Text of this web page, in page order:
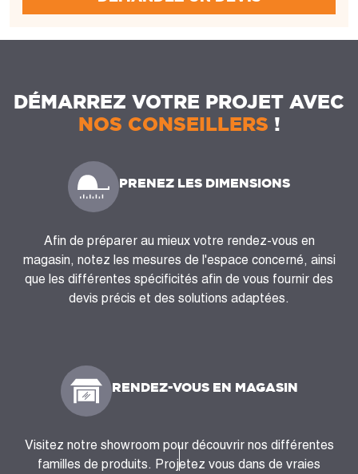
DÉMARREZ VOTRE PROJET AVEC
NOS CONSEILLERS !
PRENEZ LES DIMENSIONS
Afin de préparer au mieux votre rendez-vous en
magasin, notez les mesures de l'espace concerné, ainsi
que les différentes spécificités afin de vous fournir des
devis précis et des solutions adaptées.
RENDEZ-VOUS EN MAGASIN
Visitez notre showroom pour découvrir nos différentes
familles de produits. Projetez vous dans de vraies